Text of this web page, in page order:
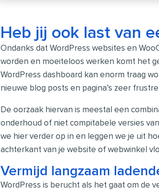
Heb jij ook last van
Ondanks dat WordPress websites en
worden en moeiteloos werken komt het
WordPress dashboard kan enorm traag
nieuwe blog posts en pagina’s zeer
De oorzaak hiervan is meestal een
onderhoud of niet compitabele versies
we hier verder op in en leggen we je uit
achterkant van je website of webwinkel
Vermijd langzaam
WordPress is berucht als het gaat om de